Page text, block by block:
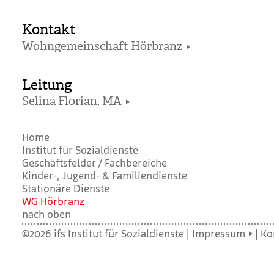
Kontakt
Wohngemeinschaft Hörbranz
Leitung
Selina Florian, MA
Home
Institut für Sozialdienste
Geschäftsfelder / Fachbereiche
Kinder-, Jugend- & Familiendienste
Stationäre Dienste
WG Hör­branz
nach oben
©2026 ifs Institut für Sozialdienste | Impressum